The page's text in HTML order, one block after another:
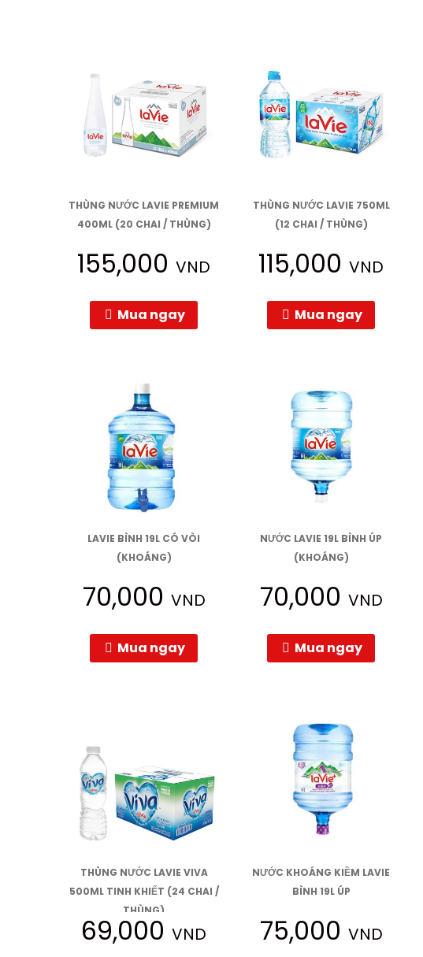
THÙNG NƯỚC LAVIE PREMIUM
400ML (20 CHAI / THÙNG)
155,000VND
Mua ngay
THÙNG NƯỚC LAVIE 750ML
(12 CHAI / THÙNG)
115,000VND
Mua ngay
LAVIE BÌNH 19L CÓ VÒI
(KHOÁNG)
70,000 VND
Mua ngay
NƯỚC LAVIE 19L BÌNH ÚP
(KHOÁNG)
70,000 VND
Mua ngay
THÙNG NƯỚC LAVIE VIVA
500ML TINH KHIẾT (24 CHAI /
THÙNG)
69,000VND
NƯỚC KHOÁNG KIỀM LAVIE
BÌNH 19L ÚP
75,000 VND